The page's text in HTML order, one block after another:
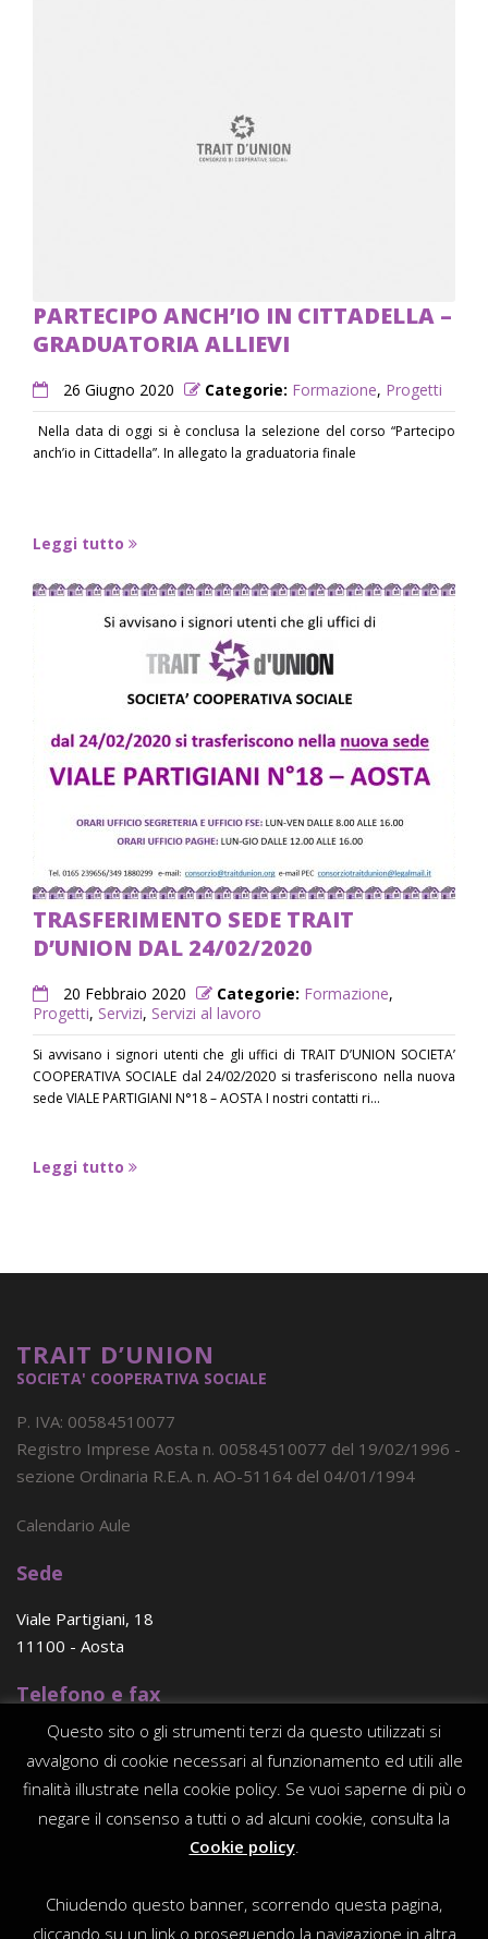
PARTECIPO ANCH’IO IN CITTADELLA –
GRADUATORIA ALLIEVI
26 Giugno 2020 Categorie: Formazione, Progetti
Nella data di oggi si è conclusa la selezione del corso “Partecipo
anch’io in Cittadella”. In allegato la graduatoria finale
Leggi tutto
TRASFERIMENTO SEDE TRAIT
D’UNION DAL 24/02/2020
20 Febbraio 2020 Categorie: Formazione,
Progetti, Servizi, Servizi al lavoro
Si avvisano i signori utenti che gli uffici di TRAIT D’UNION SOCIETA’
COOPERATIVA SOCIALE dal 24/02/2020 si trasferiscono nella nuova
sede VIALE PARTIGIANI N°18 – AOSTA I nostri contatti ri...
Leggi tutto
TRAIT D’UNION
SOCIETA' COOPERATIVA SOCIALE
P. IVA: 00584510077
Registro Imprese Aosta n. 00584510077 del 19/02/1996 -
sezione Ordinaria R.E.A. n. AO-51164 del 04/01/1994
Calendario Aule
Sede
Viale Partigiani, 18
11100 - Aosta
Telefono e fax
(+39) 0165 - 23 96 56
E-mail
consorzio@traitdunion.org
consorziotraitdunion@legalmail.it
Questo sito o gli strumenti terzi da questo utilizzati si
avvalgono di cookie necessari al funzionamento ed utili alle
finalità illustrate nella cookie policy. Se vuoi saperne di più o
negare il consenso a tutti o ad alcuni cookie, consulta la
Cookie policy.
Chiudendo questo banner, scorrendo questa pagina,
cliccando su un link o proseguendo la navigazione in altra